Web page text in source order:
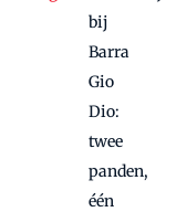
bij
Barra
Gio
Dio:
twee
panden,
één